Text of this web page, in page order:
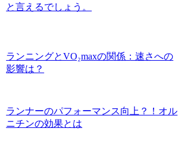
と言えるでしょう。
ランニングとVO₂maxの関係：速さへの
影響は？
ランナーのパフォーマンス向上？！オル
ニチンの効果とは